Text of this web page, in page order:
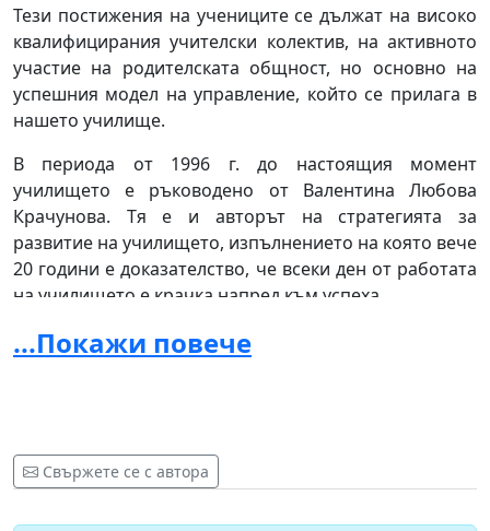
Тези постижения на учениците се дължат на високо
квалифицирания учителски колектив, на активното
участие на родителската общност, но основно на
успешния модел на управление, който се прилага в
нашето училище.
В периода от 1996 г. до настоящия момент
училището е ръководено от Валентина Любова
Крачунова. Тя е и авторът на стратегията за
развитие на училището, изпълнението на която вече
20 години е доказателство, че всеки ден от работата
на училището е крачка напред към успеха.
Уважаеми дами и господа,
категорично нашата позиция, че предстоящото
следващите от това необходими промени в
статута на гимназията е недопустимо и е опит
за дестабилизация, чиито следствия биха довели
...Покажи повече
Свържете се с автора